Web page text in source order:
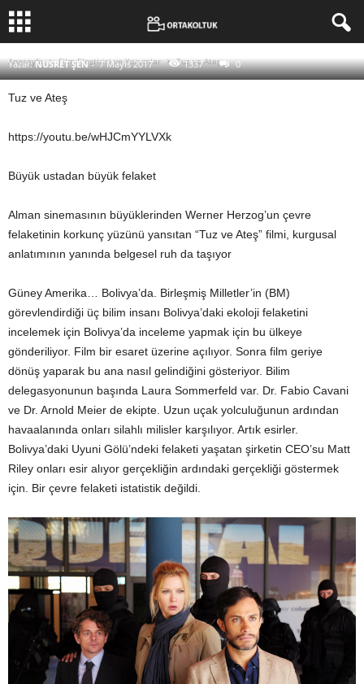
Anasayfa Film Eleştirisi ve Yorumlar Tuz ve Ateş
Tuz ve Ateş
Yazar: NUSRET ŞEN- 7 Mayıs 2017 1337 0
Tuz ve Ateş
https://youtu.be/wHJCmYYLVXk
Büyük ustadan büyük felaket
Alman sinemasının büyüklerinden Werner Herzog’un çevre
felaketinin korkunç yüzünü yansıtan “Tuz ve Ateş” filmi, kurgusal
anlatımının yanında belgesel ruh da taşıyor
Güney Amerika… Bolivya’da. Birleşmiş Milletler’in (BM)
görevlendirdiği üç bilim insanı Bolivya’daki ekoloji felaketini
incelemek için Bolivya’da inceleme yapmak için bu ülkeye
gönderiliyor. Film bir esaret üzerine açılıyor. Sonra film geriye
dönüş yaparak bu ana nasıl gelindiğini gösteriyor. Bilim
delegasyonunun başında Laura Sommerfeld var. Dr. Fabio Cavani
ve Dr. Arnold Meier de ekipte. Uzun uçak yolculuğunun ardından
havaalanında onları silahlı milisler karşılıyor. Artık esirler.
Bolivya’daki Uyuni Gölü’ndeki felaketi yaşatan şirketin CEO’su Matt
Riley onları esir alıyor gerçekliğin ardındaki gerçekliği göstermek
için. Bir çevre felaketi istatistik değildi.